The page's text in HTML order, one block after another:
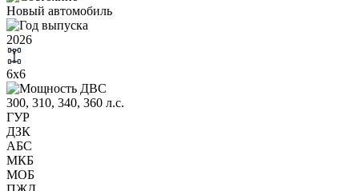
Новый автомобиль
2026
6х6
300, 310, 340, 360 л.с.
ГУР
ДЗК
АБС
МКБ
МОБ